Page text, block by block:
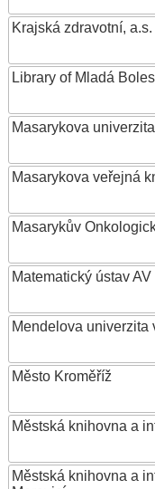
Krajská zdravotní, a.s.
Library of Mladá
Masarykova univerzita
Masarykova veřejná
Masarykův
Matematický ústav AV
Mendelova univerzita
Město Kroměříž
Městská knihovna a
Městská knihovna a